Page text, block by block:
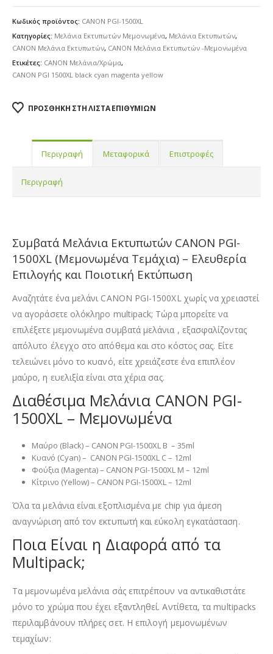
Κωδικός προϊόντος: CANON PGI-1500XL
Κατηγορίες: Μελάνια Εκτυπωτών Μεμονωμένα, Μελάνια Εκτυπωτών,
CANON Μελάνια Εκτυπωτών, CANON Μελάνια Εκτυπωτών -Μεμονωμένα
Ετικέτες: CANON Μελάνια/Χρώμα,
CANON PGI 1500XL black cyan magenta yellow
ΠΡΟΣΘΉΚΗ ΣΤΗ ΛΊΣΤΑ ΕΠΙΘΥΜΙΏΝ
Περιγραφή Μεταφορικά Επιστροφές
Περιγραφή
Συμβατά Μελάνια Εκτυπωτών CANON PGI-
1500XL (Μεμονωμένα Τεμάχια) – Ελευθερία
Επιλογής και Ποιοτική Εκτύπωση
Αναζητάτε ένα μελάνι CANON PGI-1500XL χωρίς να χρειαστεί
να αγοράσετε ολόκληρο multipack; Τώρα μπορείτε να
επιλέξετε μεμονωμένα συμβατά μελάνια , εξασφαλίζοντας
απόλυτο έλεγχο στο απόθεμα και στο κόστος σας. Είτε
τελειώνει μόνο το κυανό, είτε χρειάζεστε ένα επιπλέον
μαύρο, η ευελιξία είναι στα χέρια σας.
Διαθέσιμα Μελάνια CANON PGI-
1500XL – Μεμονωμένα
Μαύρο (Black) – CANON PGI-1500XL B – 35ml
Κυανό (Cyan) – CANON PGI-1500XL C – 12ml
Φούξια (Magenta) – CANON PGI-1500XL M – 12ml
Κίτρινο (Yellow) – CANON PGI-1500XL – 12ml
Όλα τα μελάνια είναι εξοπλισμένα με chip για άμεση
αναγνώριση από τον εκτυπωτή και εύκολη εγκατάσταση.
Ποια Είναι η Διαφορά από τα
Multipack;
Τα μεμονωμένα μελάνια σάς επιτρέπουν να αντικαθιστάτε
μόνο το χρώμα που έχει εξαντληθεί. Αντίθετα, τα multipacks
περιλαμβάνουν πλήρες σετ. Η επιλογή μεμονωμένων
τεμαχίων: